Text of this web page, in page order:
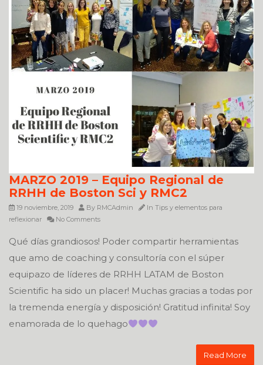
MARZO 2019 – Equipo Regional de
RRHH de Boston Sci y RMC2
19 noviembre, 2019 By RMCAdmin In Tips y elementos para
reflexionar
No Comments
Qué días grandiosos! Poder compartir herramientas
que amo de coaching y consultoría con el súper
equipazo de líderes de RRHH LATAM de Boston
Scientific ha sido un placer! Muchas gracias a todas por
la tremenda energía y disposición! Gratitud infinita! Soy
enamorada de lo quehago
Read More